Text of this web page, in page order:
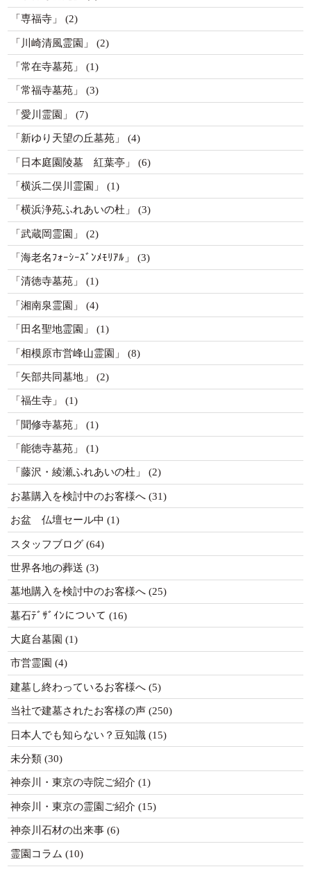
「専福寺」 (2)
「川崎清風霊園」 (2)
「常在寺墓苑」 (1)
「常福寺墓苑」 (3)
「愛川霊園」 (7)
「新ゆり天望の丘墓苑」 (4)
「日本庭園陵墓 紅葉亭」 (6)
「横浜二俣川霊園」 (1)
「横浜浄苑ふれあいの杜」 (3)
「武蔵岡霊園」 (2)
「海老名ﾌｫｰｼｰｽﾞﾝﾒﾓﾘｱﾙ」 (3)
「清徳寺墓苑」 (1)
「湘南泉霊園」 (4)
「田名聖地霊園」 (1)
「相模原市営峰山霊園」 (8)
「矢部共同墓地」 (2)
「福生寺」 (1)
「聞修寺墓苑」 (1)
「能徳寺墓苑」 (1)
「藤沢・綾瀬ふれあいの杜」 (2)
お墓購入を検討中のお客様へ(31)
お盆 仏壇セール中 (1)
スタッフブログ(64)
世界各地の葬送 (3)
墓地購入を検討中のお客様へ(25)
墓石ﾃﾞｻﾞｲﾝについて (16)
大庭台墓園 (1)
市営霊園 (4)
建墓し終わっているお客様へ(5)
当社で建墓されたお客様の声(250)
日本人でも知らない？豆知識(15)
未分類(30)
神奈川・東京の寺院ご紹介 (1)
神奈川・東京の霊園ご紹介 (15)
神奈川石材の出来事(6)
霊園コラム (10)